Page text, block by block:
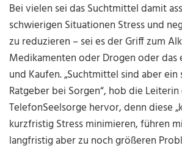
Bei vielen sei das Suchtmittel damit
schwierigen Situationen Stress und
zu reduzieren – sei es der Griff zum
Medikamenten oder Drogen oder das
und Kaufen. „Suchtmittel sind aber
Ratgeber bei Sorgen“, hob die
TelefonSeelsorge hervor, denn diese
kurzfristig Stress minimieren, führen
langfristig aber zu noch größeren